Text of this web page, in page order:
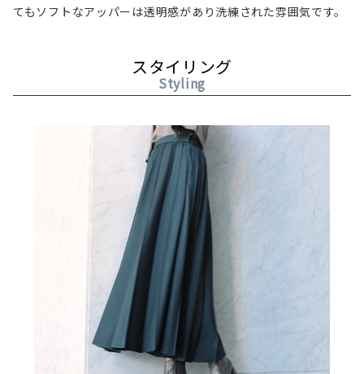
てもソフトなアッパーは透明感があり洗練された雰囲気です。
スタイリング
Styling